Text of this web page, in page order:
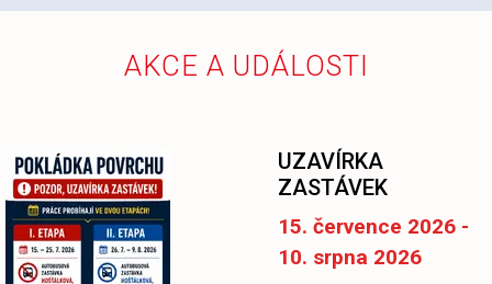
AKCE A UDÁLOSTI
UZAVÍRKA
ZASTÁVEK
15. července 2026 -
10. srpna 2026